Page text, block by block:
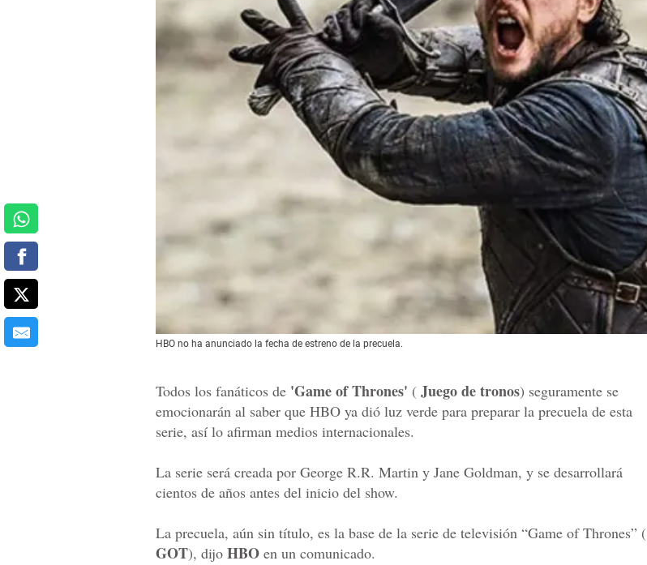
HBO no ha anunciado la fecha de estreno de la precuela.
Todos los fanáticos de 'Game of Thrones' ( Juego de tronos) seguramente se
emocionarán al saber que HBO ya dió luz verde para preparar la precuela de esta
serie, así lo afirman medios internacionales.
La serie será creada por George R.R. Martin y Jane Goldman, y se desarrollará
cientos de años antes del inicio del show.
La precuela, aún sin título, es la base de la serie de televisión “Game of Thrones” (
GOT), dijo HBO en un comunicado.